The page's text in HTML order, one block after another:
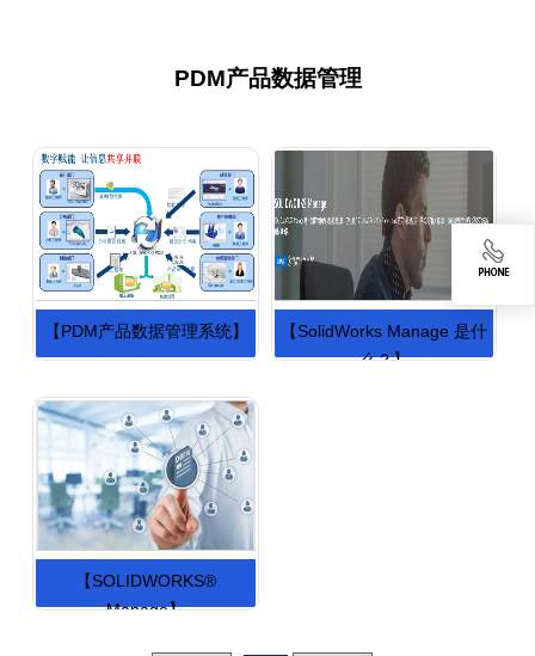
PDM产品数据管理
【PDM产品数据管理系统】
【SolidWorks Manage 是什
么？】
【SOLIDWORKS®
Manage】